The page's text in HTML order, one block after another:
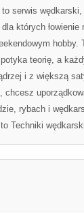
to serwis wędkarski,
których
hobby.
teorię, a
i z większą
chcesz
rybach i
Techniki